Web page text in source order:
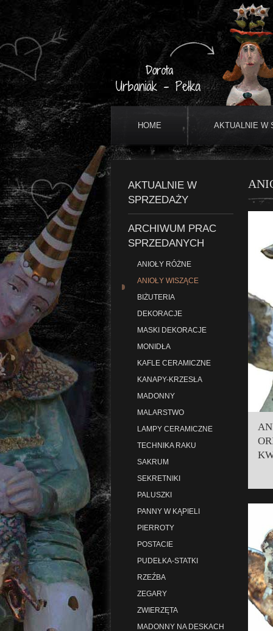
HOME AKTUALNIE W
AKTUALNIE W
SPRZEDAŻY
ARCHIWUM PRAC
SPRZEDANYCH
ANIOŁY RÓŻNE
ANIOŁY WISZĄCE
BIŻUTERIA
DEKORACJE
MASKI DEKORACJE
MONIDŁA
KAFLE CERAMICZNE
KANAPY-KRZESŁA
MADONNY
MALARSTWO
LAMPY CERAMICZNE
TECHNIKA RAKU
SAKRUM
SEKRETNIKI
PALUSZKI
PANNY W KĄPIELI
PIERROTY
POSTACIE
PUDEŁKA-STATKI
RZEŹBA
ZEGARY
ZWIERZĘTA
MADONNY NA DESKACH